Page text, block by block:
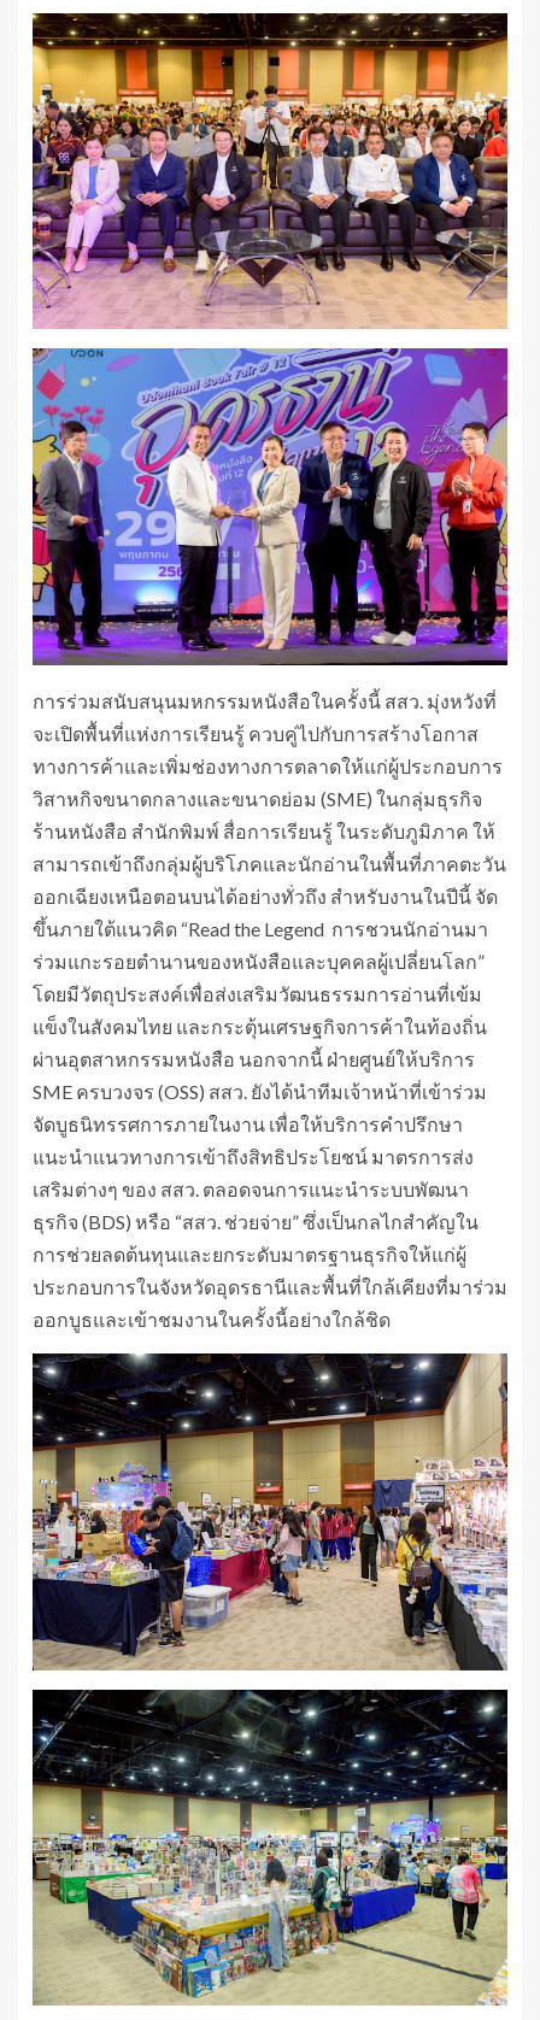
การร่วมสนับสนุนมหกรรมหนังสือในครั้งนี้ สสว. มุ่งหวังที่
จะเปิดพื้นที่แห่งการเรียนรู้ ควบคู่ไปกับการสร้างโอกาส
ทางการค้าและเพิ่มช่องทางการตลาดให้แก่ผู้ประกอบการ
วิสาหกิจขนาดกลางและขนาดย่อม (SME) ในกลุ่มธุรกิจ
ร้านหนังสือ สำนักพิมพ์ สื่อการเรียนรู้ ในระดับภูมิภาค ให้
สามารถเข้าถึงกลุ่มผู้บริโภคและนักอ่านในพื้นที่ภาคตะวัน
ออกเฉียงเหนือตอนบนได้อย่างทั่วถึง สำหรับงานในปีนี้ จัด
ขึ้นภายใต้แนวคิด “Read the Legend การชวนนักอ่านมา
ร่วมแกะรอยตำนานของหนังสือและบุคคลผู้เปลี่ยนโลก”
โดยมีวัตถุประสงค์เพื่อส่งเสริมวัฒนธรรมการอ่านที่เข้ม
แข็งในสังคมไทย และกระตุ้นเศรษฐกิจการค้าในท้องถิ่น
ผ่านอุตสาหกรรมหนังสือ นอกจากนี้ ฝ่ายศูนย์ให้บริการ
SME ครบวงจร (OSS) สสว. ยังได้นำทีมเจ้าหน้าที่เข้าร่วม
จัดบูธนิทรรศการภายในงาน เพื่อให้บริการคำปรึกษา
แนะนำแนวทางการเข้าถึงสิทธิประโยชน์ มาตรการส่ง
เสริมต่างๆ ของ สสว. ตลอดจนการแนะนำระบบพัฒนา
ธุรกิจ (BDS) หรือ “สสว. ช่วยจ่าย” ซึ่งเป็นกลไกสำคัญใน
การช่วยลดต้นทุนและยกระดับมาตรฐานธุรกิจให้แก่ผู้
ประกอบการในจังหวัดอุดรธานีและพื้นที่ใกล้เคียงที่มาร่วม
ออกบูธและเข้าชมงานในครั้งนี้อย่างใกล้ชิด